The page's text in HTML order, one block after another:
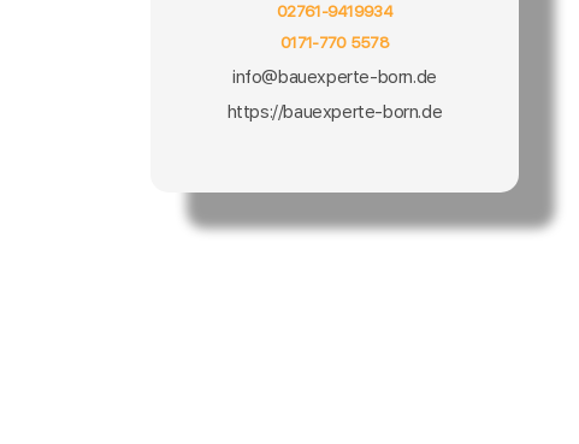
02761-9419934
0171-770 5578
info@bauexperte-born.de
https://bauexperte-born.de